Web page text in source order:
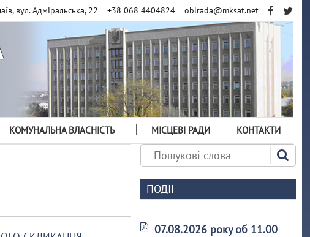
вул. Адміральська, 22 +38 068 4404824 oblrada@mksat.net
КОМУНАЛЬНА ВЛАСНІСТЬ МІСЦЕВІ РАДИ КОНТАКТИ
ПОДІЇ
07.08.2026 року об 11.00